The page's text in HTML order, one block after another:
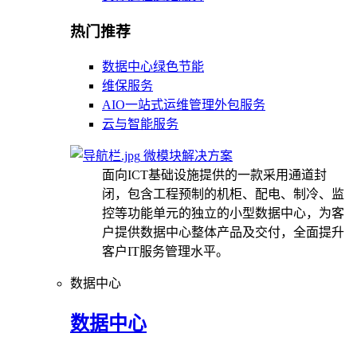
热门推荐
数据中心绿色节能
维保服务
AIO一站式运维管理外包服务
云与智能服务
微模块解决方案
面向ICT基础设施提供的一款采用通道封
闭，包含工程预制的机柜、配电、制冷、监
控等功能单元的独立的小型数据中心，为客
户提供数据中心整体产品及交付，全面提升
客户IT服务管理水平。
数据中心
数据中心